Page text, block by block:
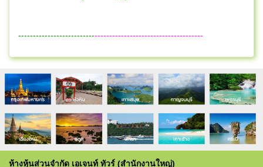
---------------------------------------------------------------
ห้างหุ้นส่วนจำกัด เอเจนท์ ทัวร์ (สำนักงานใหญ่)